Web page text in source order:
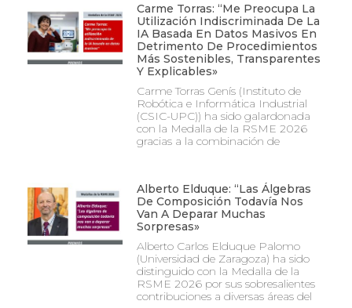
Carme Torras: “Me Preocupa La
Utilización Indiscriminada De La
IA Basada En Datos Masivos En
Detrimento De Procedimientos
Más Sostenibles, Transparentes
Y Explicables»
Carme Torras Genís (Instituto de
Robótica e Informática Industrial
(CSIC-UPC)) ha sido galardonada
con la Medalla de la RSME 2026
gracias a la combinación de
Alberto Elduque: “Las Álgebras
De Composición Todavía Nos
Van A Deparar Muchas
Sorpresas»
Alberto Carlos Elduque Palomo
(Universidad de Zaragoza) ha sido
distinguido con la Medalla de la
RSME 2026 por sus sobresalientes
contribuciones a diversas áreas del